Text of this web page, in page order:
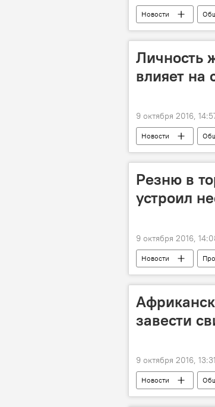
Новости
Орган гражданской
Личность
влияет на
9 октября 2016,
Новости
костюм
Резню в
устроил
9 октября 2016,
Новости
бензопила
завести
9 октября 2016, 13:31
Новости
мясо